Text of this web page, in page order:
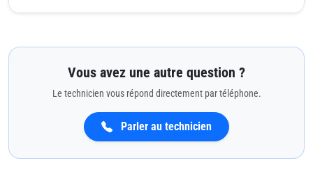
Vous avez une autre question ?
Le technicien vous répond directement par téléphone.
Parler au technicien